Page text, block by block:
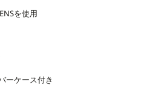
を使用
ーケース付き